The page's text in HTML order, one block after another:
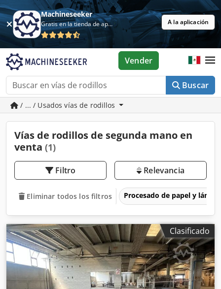
Machineseeker
Gratis en la tienda de aplicaciones A la aplicación
Buscar
Vender
/ ... / Usados vías de rodillos
Vías de rodillos de segunda mano en
venta (1)
Filtro Relevancia
Eliminar todos los filtros Procesado de papel y
Clasificado